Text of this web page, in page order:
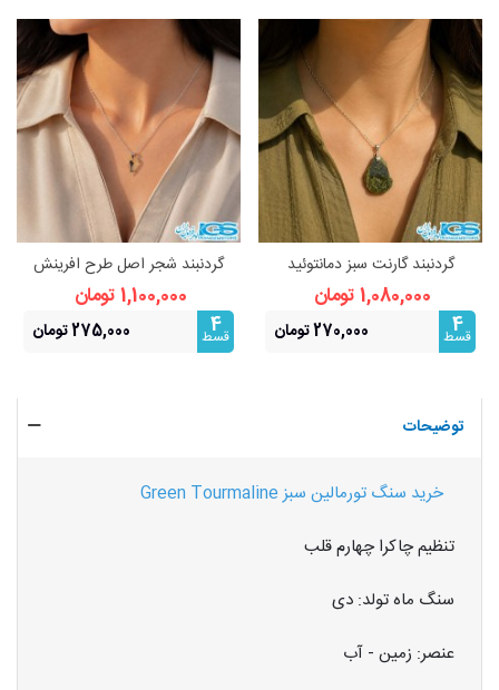
گردنبند گارنت سبز دمانتوئید
(بازنجیراستیل)
1,080,000 تومان
4
قسط 270,000 تومان
گردنبند شجر اصل طرح افرینش
(بازنجیراستیل) | نماد رشد و
فراوانی1,100,000 تومان
4
قسط 275,000 تومان
توضیحات
خرید سنگ تورمالین سبز Green Tourmaline
تنظیم چاکرا چهارم قلب
سنگ ماه تولد: دی
عنصر: زمین - آب